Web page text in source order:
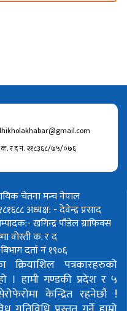
क. र द नं. २१८३६८/७५/०७६
चेतना मन्च नेपाल
अध्यक्ष: - देवेन्द्र प्रसाद
खगिन्द्र पौडेलग्राफिक्स
वोस्तीक. र द
दर्ता नं १९०६
पत्रकारहरुको
। हामी गण्डकी प्रदेश र ५
केन्द्रित रहनेछौ !